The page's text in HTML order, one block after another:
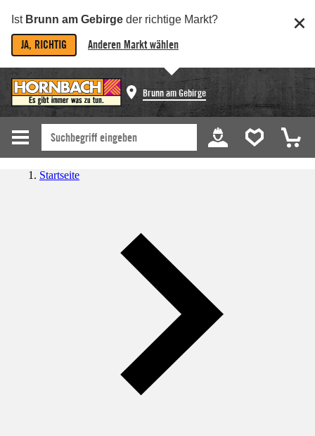
Ist Brunn am Gebirge der richtige Markt?
JA, RICHTIG Anderen Markt wählen
Brunn am Gebirge
Startseite